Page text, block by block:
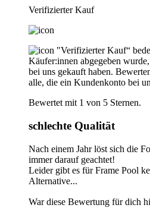
Verifizierter Kauf
"Verifizierter Kauf“
Käufer:innen abgegeben
bei uns gekauft haben.
alle, die ein Kundenkonto bei
Bewertet mit 1 von 5 Sternen.
schlechte Qualität
Nach einem Jahr löst sich die
immer darauf geachtet!
Leider gibt es für Frame Pool
Alternative...
War diese Bewertung für dich